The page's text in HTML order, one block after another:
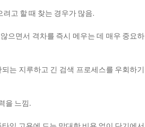
려고 할 때 찾는 경우가 많음.
않으면서 격차를 즉시 메우는 데 매우 중요하
되는 지루하고 긴 검색 프로세스를 우회하기
을 느낌 .